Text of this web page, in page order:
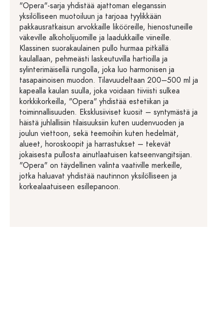
"Opera"-sarja yhdistää ajattoman eleganssin
yksilölliseen muotoiluun ja tarjoaa tyylikkään
pakkausratkaisun arvokkaille likööreille, hienostuneille
väkeville alkoholijuomille ja laadukkaille viineille.
Klassinen suorakaulainen pullo hurmaa pitkällä
kaulallaan, pehmeästi laskeutuvilla hartioilla ja
sylinterimäisellä rungolla, joka luo harmonisen ja
tasapainoisen muodon. Tilavuudeltaan 200–500 ml ja
kapealla kaulan suulla, joka voidaan tiiviisti sulkea
korkkikorkeilla, "Opera" yhdistää estetiikan ja
toiminnallisuuden. Eksklusiiviset kuosit – syntymästä ja
häistä juhlallisiin tilaisuuksiin kuten uudenvuoden ja
joulun viettoon, sekä teemoihin kuten hedelmät,
alueet, horoskoopit ja harrastukset – tekevät
jokaisesta pullosta ainutlaatuisen katseenvangitsijan.
"Opera" on täydellinen valinta vaativille merkeille,
jotka haluavat yhdistää nautinnon yksilölliseen ja
korkealaatuiseen esillepanoon.